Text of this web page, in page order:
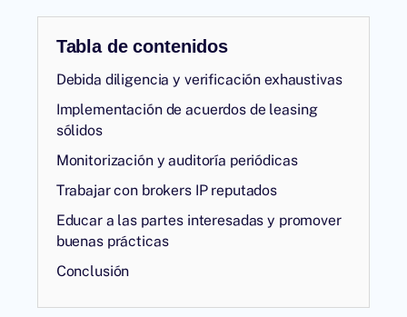
Tabla de contenidos
Debida diligencia y verificación exhaustivas
Implementación de acuerdos de leasing
sólidos
Monitorización y auditoría periódicas
Trabajar con brokers IP reputados
Educar a las partes interesadas y promover
buenas prácticas
Conclusión